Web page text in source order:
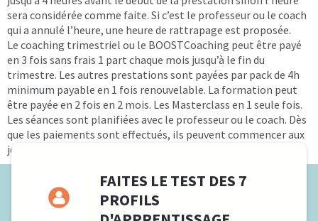
sera considérée comme faite. Si c’est le professeur ou le coach
qui a annulé l’heure, une heure de rattrapage est proposée.
Le coaching trimestriel ou le BOOSTCoaching peut être payé
en 3 fois sans frais 1 part chaque mois jusqu’à le fin du
trimestre. Les autres prestations sont payées par pack de 4h
minimum payable en 1 fois renouvelable. La formation peut
être payée en 2 fois en 2 mois. Les Masterclass en 1 seule fois.
Les séances sont planifiées avec le professeur ou le coach. Dès
que les paiements sont effectués, ils peuvent commencer aux
jours et horaires prévus par les deux parties.
FAITES LE TEST DES 7
PROFILS